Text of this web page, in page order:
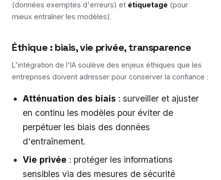
(données exemptes d'erreurs) et étiquetage (pour
mieux entraîner les modèles).
Éthique : biais, vie privée, transparence
L'intégration de l'IA soulève des enjeux éthiques que les
entreprises doivent adresser pour conserver la confiance :
Atténuation des biais : surveiller et ajuster
en continu les modèles pour éviter de
perpétuer les biais des données
d'entraînement.
Vie privée : protéger les informations
sensibles via des mesures de sécurité